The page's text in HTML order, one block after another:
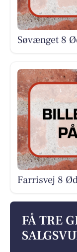
Søvænget 8
Farrisvej 8
FÅ TRE